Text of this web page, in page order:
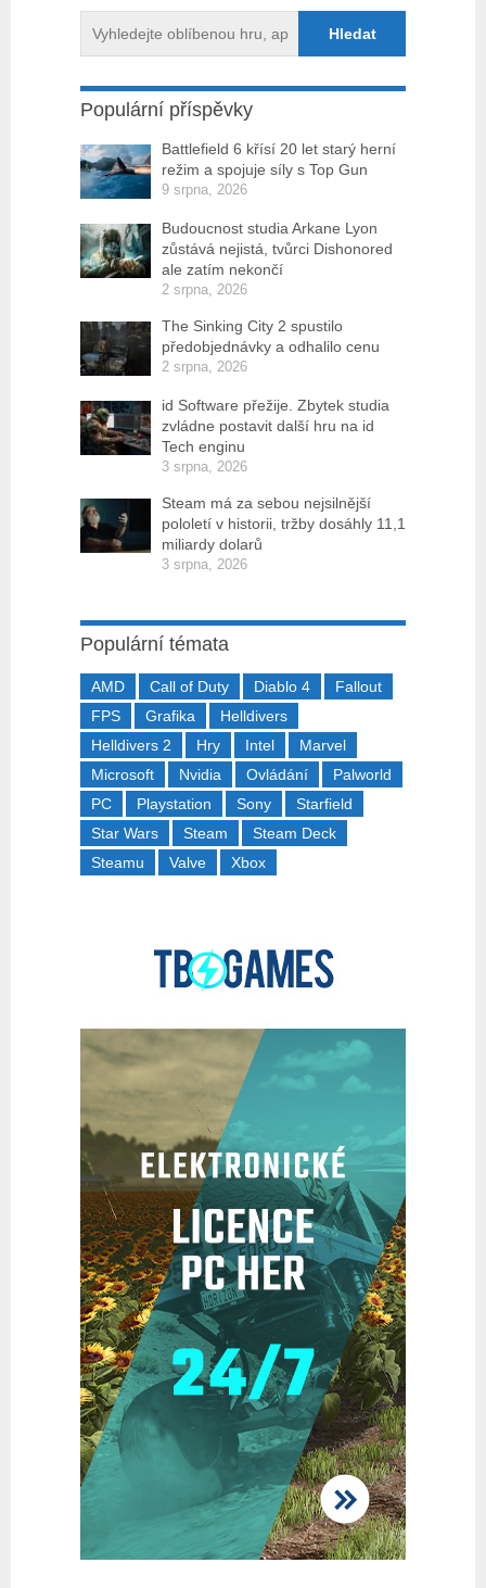
Populární příspěvky
Battlefield 6 křísí 20 let starý herní
režim a spojuje síly s Top Gun
9 srpna, 2026
Budoucnost studia Arkane Lyon
zůstává nejistá, tvůrci Dishonored
ale zatím nekončí
2 srpna, 2026
The Sinking City 2 spustilo
předobjednávky a odhalilo cenu
2 srpna, 2026
id Software přežije. Zbytek studia
zvládne postavit další hru na id
Tech enginu
3 srpna, 2026
Steam má za sebou nejsilnější
pololetí v historii, tržby dosáhly 11,1
miliardy dolarů
3 srpna, 2026
Populární témata
AMD Call of Duty Diablo 4
Fallout
FPS
Grafika
Helldivers
Helldivers 2
Hry Intel
Marvel
Microsoft
Nvidia Ovládání
Palworld
PC
Playstation Sony
Starfield
Star Wars
Steam
Steam Deck
Steamu
Valve Xbox